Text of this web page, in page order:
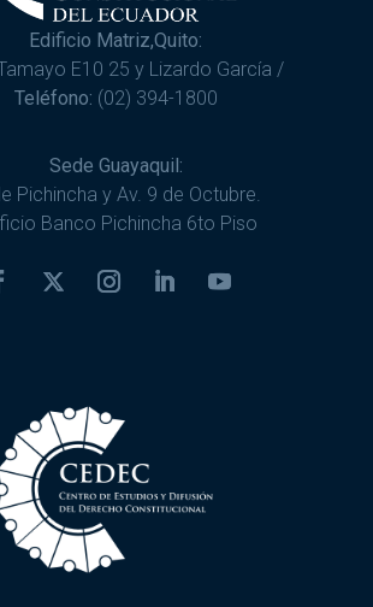
Edificio Matriz,Quito:
E10 25 y Lizardo García /
Teléfono: (02) 394-1800
Sede Guayaquil:
Pichincha y Av. 9 de Octubre.
Banco Pichincha 6to Piso